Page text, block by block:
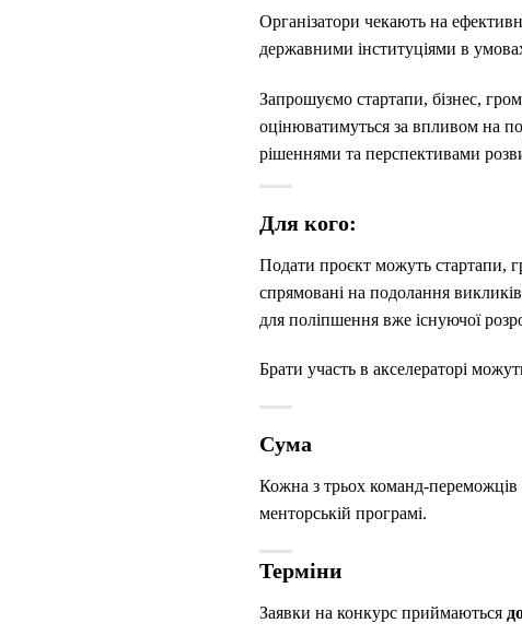
Організатори чекають на
державними інституціями в
Запрошуємо стартапи, бізнес,
оцінюватимуться за впливом на
рішеннями та перспективами
Для кого:
Подати проєкт можуть стартапи,
спрямовані на подолання
для поліпшення вже існуючої
Брати участь в акселераторі
Сума
Кожна з трьох команд-переможців
менторській програмі.
Терміни
Заявки на конкурс приймаються